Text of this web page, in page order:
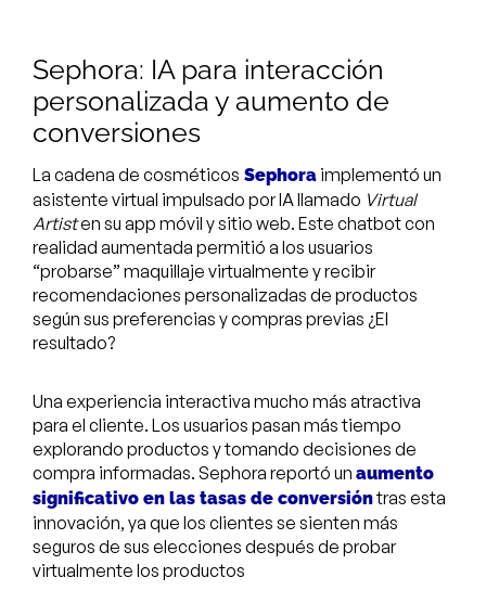
Sephora: IA para interacción
personalizada y aumento de
conversiones
La cadena de cosméticos Sephora implementó un
asistente virtual impulsado por IA llamado Virtual
Artisten su app móvil y sitio web. Este chatbot con
realidad aumentada permitió a los usuarios
“probarse” maquillaje virtualmente y recibir
recomendaciones personalizadas de productos
según sus preferencias y compras previas ¿El
resultado?
Una experiencia interactiva mucho más atractiva
para el cliente. Los usuarios pasan más tiempo
explorando productos y tomando decisiones de
compra informadas. Sephora reportó un aumento
significativo en las tasas de conversióntras esta
innovación, ya que los clientes se sienten más
seguros de sus elecciones después de probar
virtualmente los productos